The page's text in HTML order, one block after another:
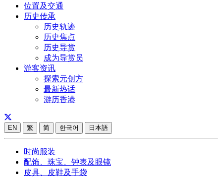
位置及交通
历史传承
历史轨迹
历史焦点
历史导赏
成为导赏员
游客资讯
探索元创方
最新热话
游历香港
EN 繁 简 한국어 日本語
时尚服装
配饰、珠宝、钟表及眼镜
皮具、皮鞋及手袋